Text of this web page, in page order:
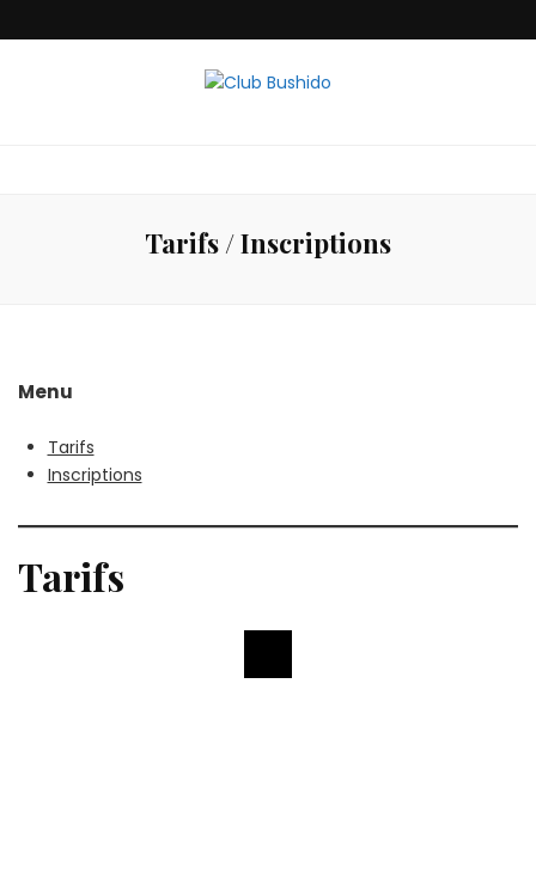
Tarifs / Inscriptions
Menu
Tarifs
Inscriptions
Tarifs